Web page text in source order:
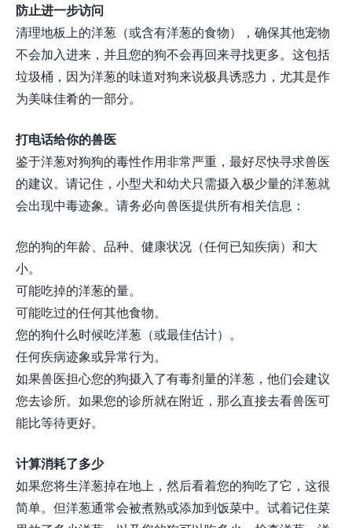
防止进一步访问
清理地板上的洋葱（或含有洋葱的食物），确保其他宠物
不会加入进来，并且您的狗不会再回来寻找更多。这包括
垃圾桶，因为洋葱的味道对狗来说极具诱惑力，尤其是作
为美味佳肴的一部分。
打电话给你的兽医
鉴于洋葱对狗狗的毒性作用非常严重，最好尽快寻求兽医
的建议。请记住，小型犬和幼犬只需摄入极少量的洋葱就
会出现中毒迹象。请务必向兽医提供所有相关信息：
您的狗的年龄、品种、健康状况（任何已知疾病）和大
小。
可能吃掉的洋葱的量。
可能吃过的任何其他食物。
您的狗什么时候吃洋葱（或最佳估计）。
任何疾病迹象或异常行为。
如果兽医担心您的狗摄入了有毒剂量的洋葱，他们会建议
您去诊所。如果您的诊所就在附近，那么直接去看兽医可
能比等待更好。
计算消耗了多少
如果您将生洋葱掉在地上，然后看着您的狗吃了它，这很
简单。但洋葱通常会被煮熟或添加到饭菜中。试着记住菜